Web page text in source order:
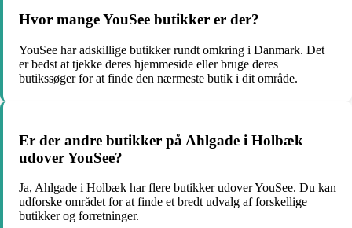
Hvor mange YouSee butikker er der?
YouSee har adskillige butikker rundt omkring i Danmark. Det
er bedst at tjekke deres hjemmeside eller bruge deres
butikssøger for at finde den nærmeste butik i dit område.
Er der andre butikker på Ahlgade i Holbæk
udover YouSee?
Ja, Ahlgade i Holbæk har flere butikker udover YouSee. Du kan
udforske området for at finde et bredt udvalg af forskellige
butikker og forretninger.